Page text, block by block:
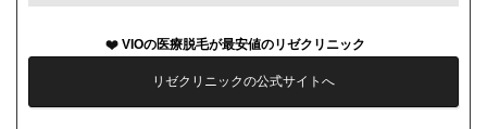
薬代 0円
シェービング代 0円
VIOの医療脱毛が最安値のリゼクリニック
リゼクリニックの公式サイトへ